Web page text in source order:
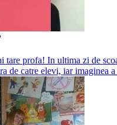
tare profa! In ultima zi de
de catre elevi, iar imaginea